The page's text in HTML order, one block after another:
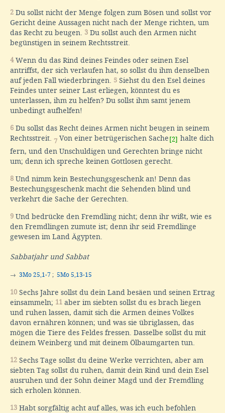
2 Du sollst nicht der Menge folgen zum Bösen und sollst vor
Gericht deine Aussagen nicht nach der Menge richten, um
das Recht zu beugen. 3 Du sollst auch den Armen nicht
begünstigen in seinem Rechtsstreit.
4Wenn du das Rind deines Feindes oder seinen Esel
antriffst, der sich verlaufen hat, so sollst du ihm denselben
auf jeden Fall wiederbringen. 5 Siehst du den Esel deines
Feindes unter seiner Last erliegen, könntest du es
unterlassen, ihm zu helfen? Du sollst ihm samt jenem
unbedingt aufhelfen!
6 Du sollst das Recht deines Armen nicht beugen in seinem
Rechtsstreit. 7 Von einer betrügerischen Sache [2] halte dich
fern, und den Unschuldigen und Gerechten bringe nicht
um; denn ich spreche keinen Gottlosen gerecht.
8 Und nimm kein Bestechungsgeschenk an! Denn das
Bestechungsgeschenk macht die Sehenden blind und
verkehrt die Sache der Gerechten.
9 Und bedrücke den Fremdling nicht; denn ihr wißt, wie es
den Fremdlingen zumute ist; denn ihr seid Fremdlinge
gewesen im Land Ägypten.
Sabbatjahr und Sabbat
→ 3Mo 25,1-7 ; 5Mo 5,13-15
10 Sechs Jahre sollst du dein Land besäen und seinen Ertrag
einsammeln; 11 aber im siebten sollst du es brach liegen
und ruhen lassen, damit sich die Armen deines Volkes
davon ernähren können; und was sie übriglassen, das
mögen die Tiere des Feldes fressen. Dasselbe sollst du mit
deinem Weinberg und mit deinem Ölbaumgarten tun.
12 Sechs Tage sollst du deine Werke verrichten, aber am
siebten Tag sollst du ruhen, damit dein Rind und dein Esel
ausruhen und der Sohn deiner Magd und der Fremdling
sich erholen können.
13 Habt sorgfältig acht auf alles, was ich euch befohlen